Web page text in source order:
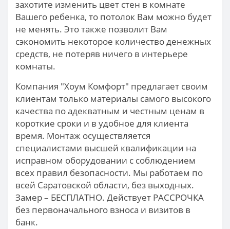
захотите изменить цвет стен в комнате
Вашего ребенка, то потолок Вам можно будет
не менять. Это также позволит Вам
сэкономить некоторое количество денежных
средств, не потеряв ничего в интерьере
комнаты.
Компания "Хоум Комфорт" предлагает своим
клиентам только материалы самого высокого
качества по адекватным и честным ценам в
короткие сроки и в удобное для клиента
время. Монтаж осуществляется
специалистами высшей квалификации на
исправном оборудовании с соблюдением
всех правил безопасности. Мы работаем по
всей Саратовской области, без выходных.
Замер – БЕСПЛАТНО. Действует РАССРОЧКА
без первоначального взноса и визитов в
банк.